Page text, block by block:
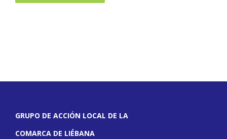
GRUPO DE ACCIÓN LOCAL DE LA
COMARCA DE LIÉBANA